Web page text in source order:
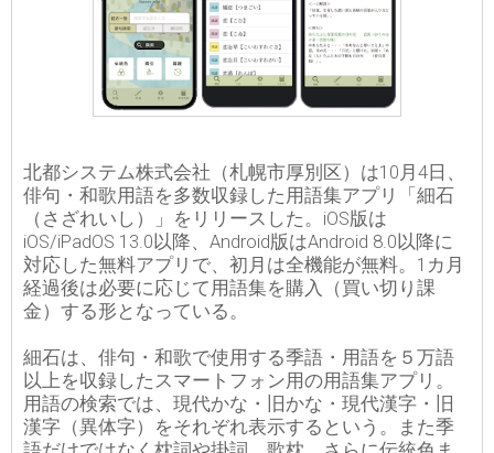
北都システム株式会社（札幌市厚別区）は10月4日、
俳句・和歌用語を多数収録した用語集アプリ「細石
（さざれいし）」をリリースした。iOS版は
iOS/iPadOS 13.0以降、Android版はAndroid 8.0以降に
対応した無料アプリで、初月は全機能が無料。1カ月
経過後は必要に応じて用語集を購入（買い切り課
金）する形となっている。
細石は、俳句・和歌で使用する季語・用語を５万語
以上を収録したスマートフォン用の用語集アプリ。
用語の検索では、現代かな・旧かな・現代漢字・旧
漢字（異体字）をそれぞれ表示するという。また季